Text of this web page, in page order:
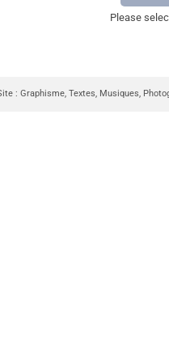
Please
: Graphisme, Textes, Musiques,